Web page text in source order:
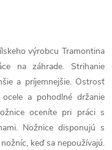
výrobcu Tramontina
na záhrade. Strihanie
a príjemnejšie. Ostrosť
a pohodlné držanie
oceníte pri práci s
Nožnice disponujú s
keď sa nepoužívajú.